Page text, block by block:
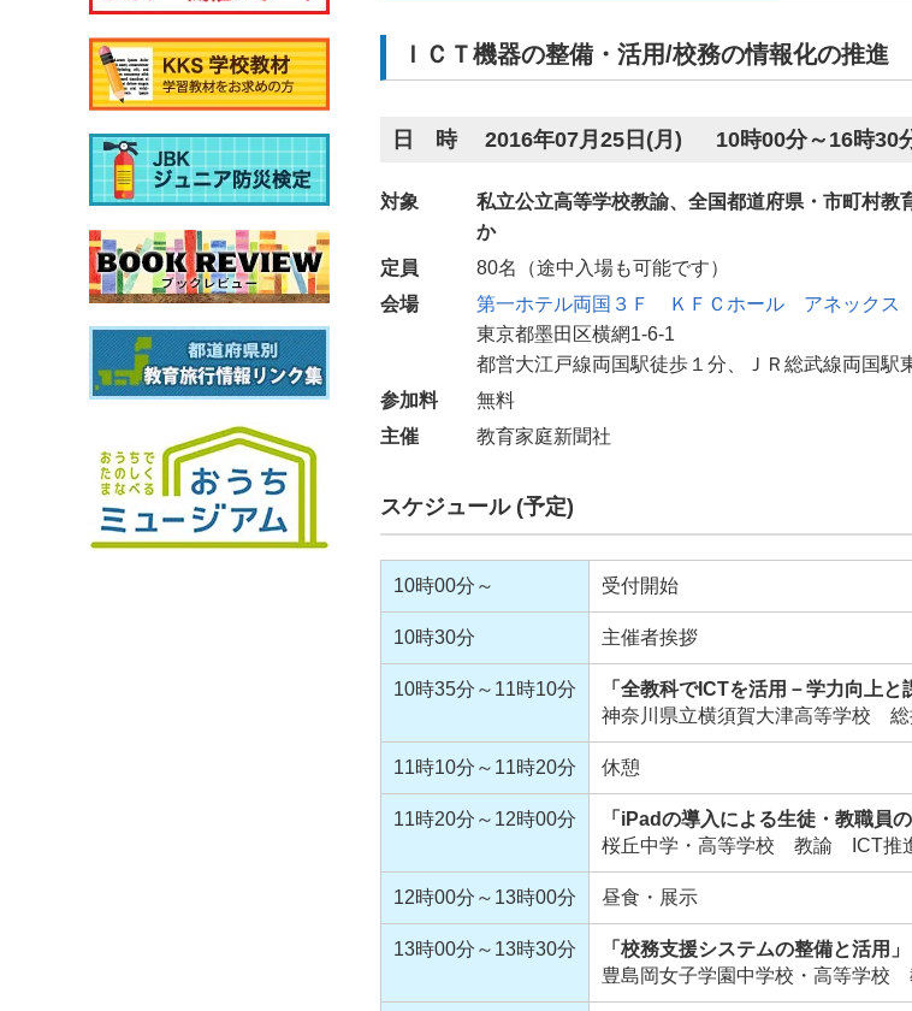
ＩＣＴ機器の整備・活用/校務の情報化の推進
日 時 2016年07月25日(月) 10時00分～16時30
対象
私立公立高等学校教諭、全国都道府県・市町村教
か
定員
80名（途中入場も可能です）
会場
第一ホテル両国３Ｆ ＫＦＣホール アネックス
東京都墨田区横網1-6-1
都営大江戸線両国駅徒歩１分、ＪＲ総武線両国駅
参加料
無料
主催
教育家庭新聞社
スケジュール (予定)
10時00分～ 受付開始
10時30分 主催者挨拶
10時35分～11時10分
「全教科でICTを活用－学力向上と
神奈川県立横須賀大津高等学校
11時10分～11時20分 休憩
11時20分～12時00分
「iPadの導入による生徒・教職員の
桜丘中学・高等学校 教諭 ICT
12時00分～13時00分 昼食・展示
13時00分～13時30分
「校務支援システムの整備と活用」
豊島岡女子学園中学校・高等学